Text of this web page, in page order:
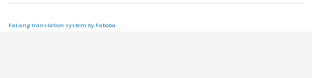
FaLang translation system by Faboba